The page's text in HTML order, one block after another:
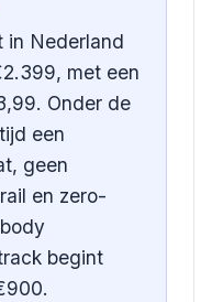
in Nederland
met een
Onder de
een
geen
en zero-
begint